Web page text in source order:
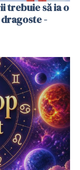
trebuie să ia o
-